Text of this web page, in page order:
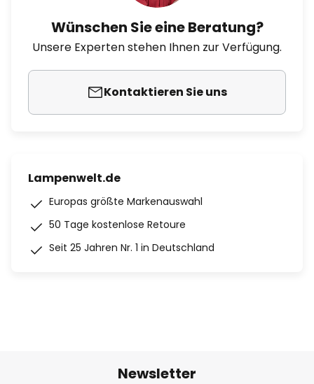
Wünschen Sie eine Beratung?
Unsere Experten stehen Ihnen zur Verfügung.
Kontaktieren Sie uns
Lampenwelt.de
Europas größte Markenauswahl
50 Tage kostenlose Retoure
Seit 25 Jahren Nr. 1 in Deutschland
Newsletter